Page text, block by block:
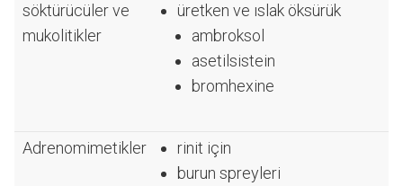
söktürücüler ve
mukolitikler
üretken ve ıslak öksürük
ambroksol
asetilsistein
bromhexine
Adrenomimetikler
rinit için
burun spreyleri